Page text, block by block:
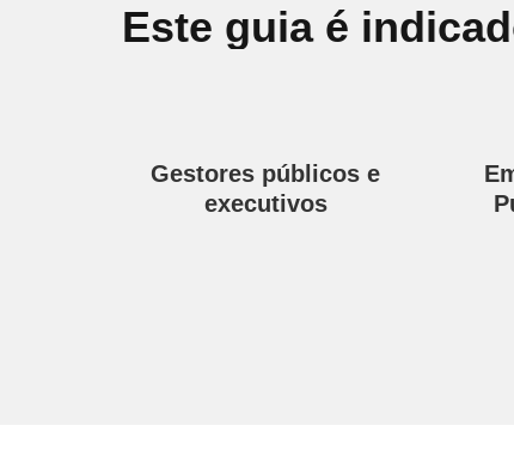
Este guia é
Gestores públicos e
executivos